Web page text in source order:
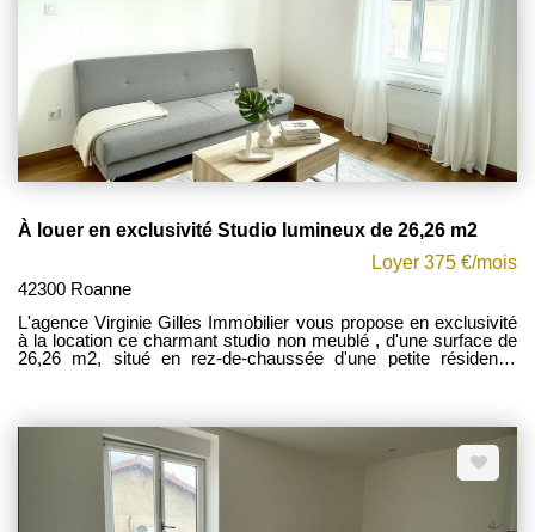
État des risques : les informations relatives aux risques
auxquels ce bien est exposé sont disponibles sur le site officiel
www.georisques.gouv.fr.
À louer en exclusivité Studio lumineux de 26,26 m2
Loyer 375 €/mois
42300 Roanne
L'agence Virginie Gilles Immobilier vous propose en exclusivité
à la location ce charmant studio non meublé , d'une surface de
26,26 m2, situé en rez-de-chaussée d'une petite résidence
(plaque de cuisson, hotte), d'un coin nuit, ainsi que d'une salle
de bains avec WC. Disponible de suite. Les charges
mensuelles sont de 30 EUR, comprenant l'eau froide et
l'entretien des parties communes (avec régularisation annuelle).
Pour toute information complémentaire ou pour organiser une
visite, contactez votre conseillère Mylène FOREST au 06 77 41